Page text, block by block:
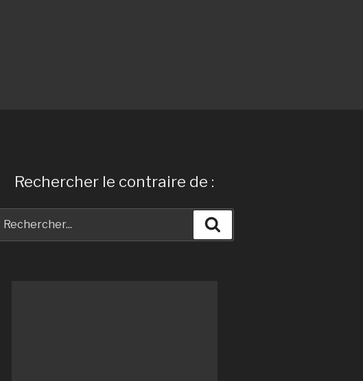
Rechercher le contraire de :
pour